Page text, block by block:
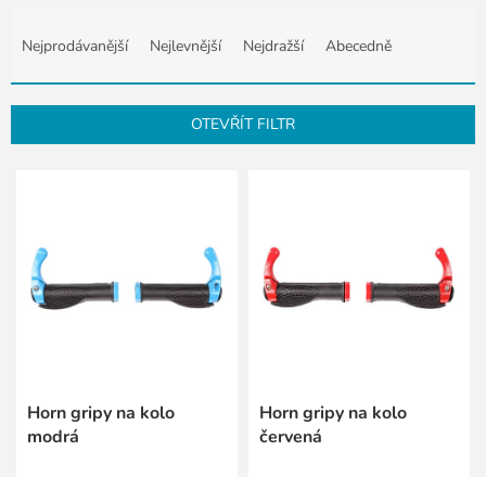
e
n
í
Nejprodávanější Nejlevnější Nejdražší Abecedně
OTEVŘÍT FILTR
Horn gripy na kolo
modrá
Horn gripy na kolo
červená